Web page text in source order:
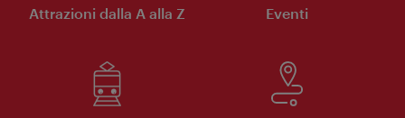
Attrazioni dalla A alla Z Eventi